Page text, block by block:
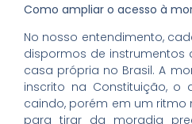
Como ampliar o acesso à
No nosso entendimento,
dispormos de
casa própria no Brasil. A
inscrito na Constituição, o
caindo, porém em um ritmo
para tirar da moradia